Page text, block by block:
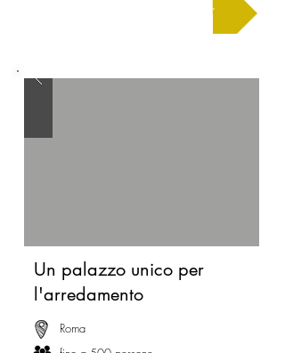
Chiedi un preventivo
Un palazzo unico per
l'arredamento
Roma